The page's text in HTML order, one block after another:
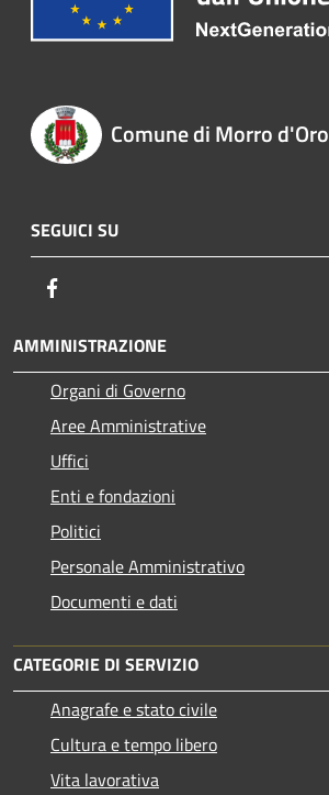
Comune di Morro d'Oro
SEGUICI SU
AMMINISTRAZIONE
Organi di Governo
Aree Amministrative
Uffici
Enti e fondazioni
Politici
Personale Amministrativo
Documenti e dati
CATEGORIE DI SERVIZIO
Anagrafe e stato civile
Cultura e tempo libero
Vita lavorativa